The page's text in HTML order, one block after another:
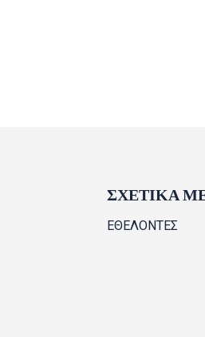
ΣΧΕΤΙΚΑ
ΕΘΕΛΟΝΤΕΣ